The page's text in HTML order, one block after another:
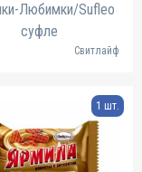
Любимки/Sufleo
суфле
Свитлайф
1 шт.